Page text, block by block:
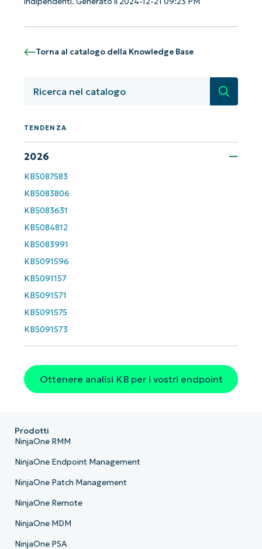
Torna al catalogo della Knowledge Base
Ricerca
TENDENZA
2026
KB5087583
KB5083806
KB5083631
KB5084812
KB5083991
KB5091596
KB5091157
KB5091571
KB5091575
KB5091573
Ottenere analisi KB per i vostri endpoint
number*
Paese
Company
name*
Prodotti
NinjaOne RMM
NinjaOne Endpoint Management
NinjaOne Patch Management
NinjaOne Remote
NinjaOne MDM
NinjaOne PSA